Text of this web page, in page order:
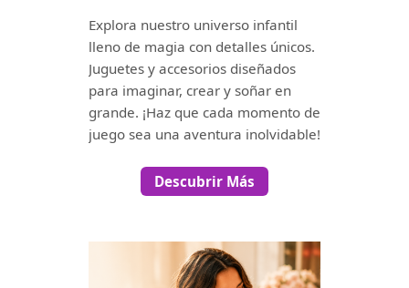
Explora nuestro universo infantil
lleno de magia con detalles únicos.
Juguetes y accesorios diseñados
para imaginar, crear y soñar en
grande. ¡Haz que cada momento de
juego sea una aventura inolvidable!
Descubrir Más